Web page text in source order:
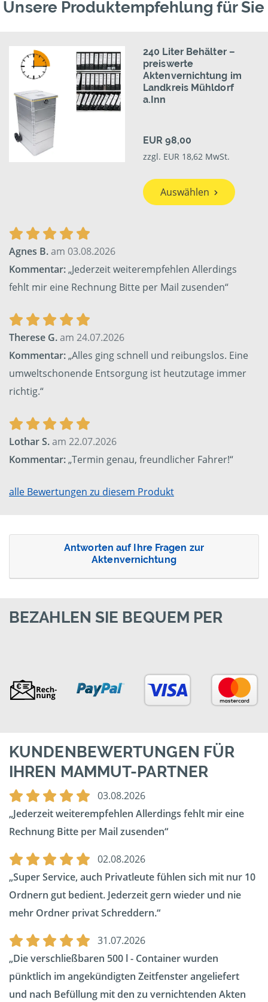
Unsere Produktempfehlung für Sie
240 Liter Behälter –
preiswerte
Aktenvernichtung im
Landkreis Mühldorf
a.Inn
EUR 98,00
zzgl. EUR 18,62 MwSt.
Auswählen
Agnes B.am 03.08.2026
Kommentar:„Jederzeit weiterempfehlen Allerdings
fehlt mir eine Rechnung Bitte per Mail zusenden“
Therese G.am 24.07.2026
Kommentar:„Alles ging schnell und reibungslos. Eine
umweltschonende Entsorgung ist heutzutage immer
richtig.“
Lothar S.am 22.07.2026
Kommentar:„Termin genau, freundlicher Fahrer!“
alle Bewertungen zu diesem Produkt
Antworten auf Ihre Fragen zur
Aktenvernichtung
BEZAHLEN SIE BEQUEM PER
KUNDENBEWERTUNGEN FÜR
IHREN MAMMUT-PARTNER
03.08.2026
Jederzeit weiterempfehlen Allerdings fehlt mir eine
Rechnung Bitte per Mail zusenden
02.08.2026
Super Service, auch Privatleute fühlen sich mit nur 10
Ordnern gut bedient. Jederzeit gern wieder und nie
mehr Ordner privat Schreddern.
31.07.2026
Die verschließbaren 500 l - Container wurden
pünktlich im angekündigten Zeitfenster angeliefert
und nach Befüllung mit den zu vernichtenden Akten